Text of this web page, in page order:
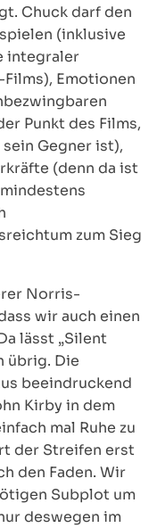
Chuck darf den
(inklusive
integraler
Emotionen
Punkt des Films,
Gegner ist),
(denn da ist
zum Sieg
Norris-
wir auch einen
lässt „Silent
übrig. Die
beeindruckend
Kirby in dem
mal Ruhe zu
der Streifen erst
den Faden. Wir
Subplot um
deswegen im